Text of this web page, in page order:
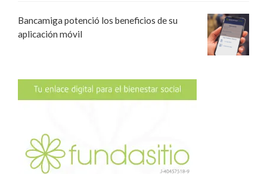
Bancamiga potenció los beneficios de su
aplicación móvil